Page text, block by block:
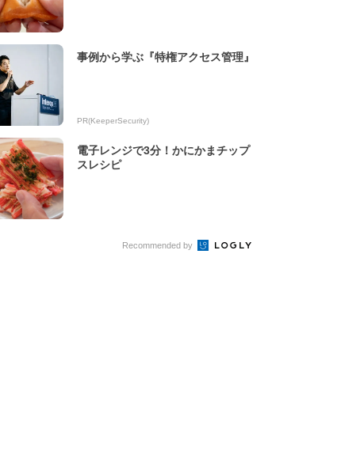
事例から学ぶ『特権アクセス管理』
PR(KeeperSecurity)
電子レンジで3分！かにかまチップ
スレシピ
Recommended by